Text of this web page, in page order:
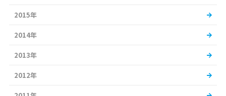
2015年
2014年
2013年
2012年